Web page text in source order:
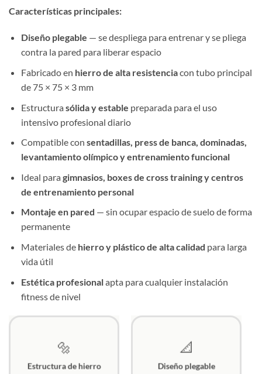
Características principales:
Diseño plegable — se despliega para entrenar y se pliega
contra la pared para liberar espacio
Fabricado en hierro de alta resistenciacon tubo principal
de 75 × 75 × 3 mm
Estructura sólida y estable preparada para el uso
intensivo profesional diario
Compatible con sentadillas, press de banca, dominadas,
levantamiento olímpico y entrenamiento funcional
Ideal para gimnasios, boxes de cross training y centros
de entrenamiento personal
Montaje en pared — sin ocupar espacio de suelo de forma
permanente
Materiales de hierro y plástico de alta calidad para larga
vida útil
Estética profesionalapta para cualquier instalación
fitness de nivel
🔩
Estructura de hierro
📐
Diseño plegable